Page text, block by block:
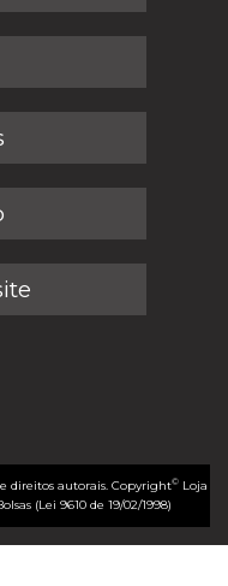
direitos autorais. Copyright©Loja
(Lei 9610 de 19/02/1998)